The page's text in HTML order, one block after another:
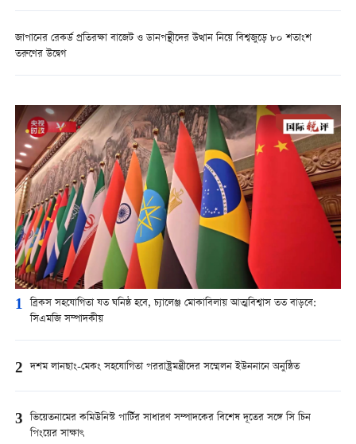
জাপানের রেকর্ড প্রতিরক্ষা বাজেট ও ডানপন্থীদের উত্থান নিয়ে বিশ্বজুড়ে ৮০ শতাংশ
তরুণের উদ্বেগ
1 ব্রিকস সহযোগিতা যত ঘনিষ্ঠ হবে, চ্যালেঞ্জ মোকাবিলায় আত্মবিশ্বাস তত বাড়বে:
সিএমজি সম্পাদকীয়
2 দশম লানছাং-মেকং সহযোগিতা পররাষ্ট্রমন্ত্রীদের সম্মেলন ইউননানে অনুষ্ঠিত
3 ভিয়েতনামের কমিউনিস্ট পার্টির সাধারণ সম্পাদকের বিশেষ দূতের সঙ্গে সি চিন
পিংয়ের সাক্ষাৎ